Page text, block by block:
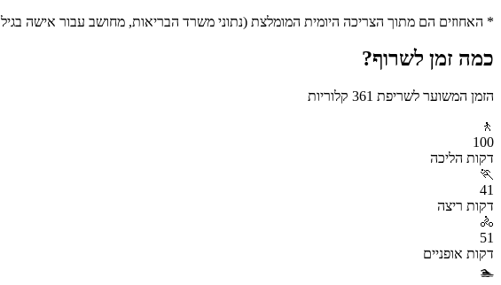
* האחוזים הם מתוך הצריכה היומית המומלצת (נתוני משרד הבריאות, מחושב עבור אישה בגיל 30).
כמה זמן לשרוף?
הזמן המשוער לשריפת 361 קלוריות
🚶
100
דקות הליכה
🏃
41
דקות ריצה
🚴
51
דקות אופניים
🏊